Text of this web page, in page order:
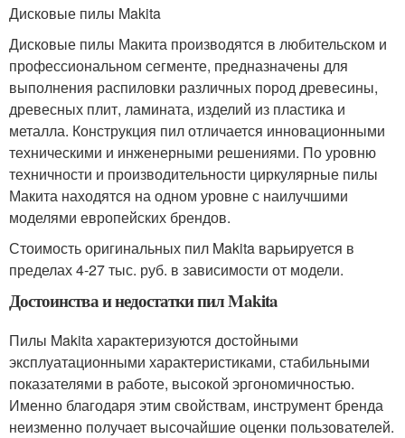
Дисковые пилы Makita
Дисковые пилы Макита производятся в любительском и
профессиональном сегменте, предназначены для
выполнения распиловки различных пород древесины,
древесных плит, ламината, изделий из пластика и
металла. Конструкция пил отличается инновационными
техническими и инженерными решениями. По уровню
техничности и производительности циркулярные пилы
Макита находятся на одном уровне с наилучшими
моделями европейских брендов.
Стоимость оригинальных пил Makita варьируется в
пределах 4-27 тыс. руб. в зависимости от модели.
Достоинства и недостатки пил Makita
Пилы Makita характеризуются достойными
эксплуатационными характеристиками, стабильными
показателями в работе, высокой эргономичностью.
Именно благодаря этим свойствам, инструмент бренда
неизменно получает высочайшие оценки пользователей.